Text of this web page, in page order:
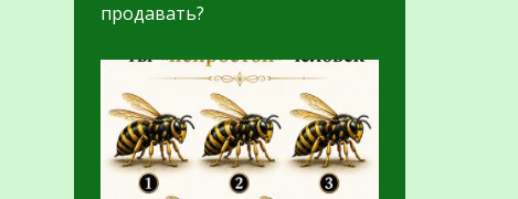
продавать?